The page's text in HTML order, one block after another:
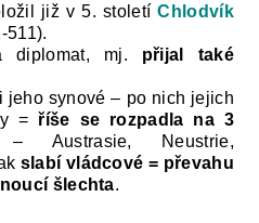
již v 5. stoletíChlodvík
511).
diplomat, mj. přijal také
jeho synové – po nich jejich
= říše se rozpadla na 3
– Austrasie, Neustrie,
slabí vládcové = převahu
šlechta.